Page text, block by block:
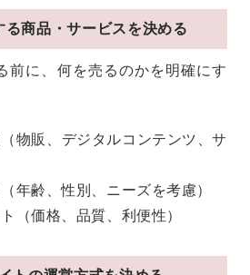
る商品・サービスを決める
前に、 何を売るのかを明確にす
（物販、デジタルコンテンツ、サ
（年齢、性別、ニーズを考慮）
（価格、品質、利便性）